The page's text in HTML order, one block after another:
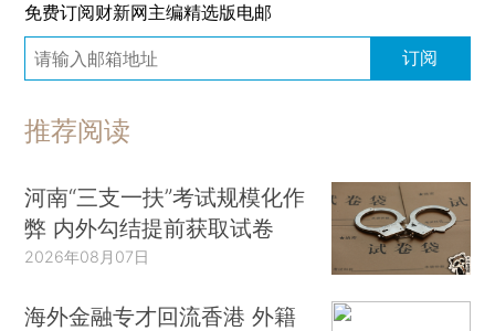
免费订阅财新网主编精选版电邮
订阅
推荐阅读
河南“三支一扶”考试规模化作
弊 内外勾结提前获取试卷
2026年08月07日
海外金融专才回流香港 外籍